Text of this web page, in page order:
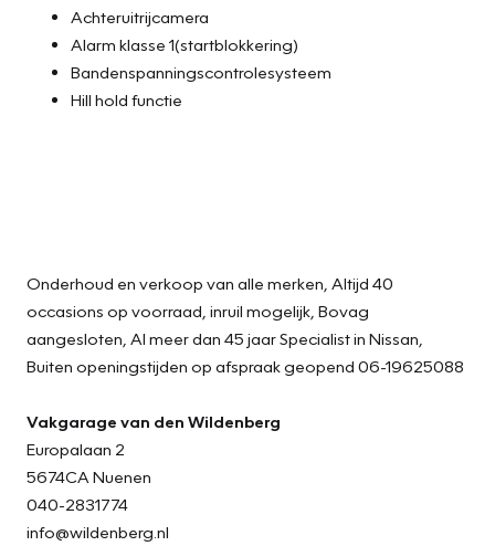
Achteruitrijcamera
Alarm klasse 1(startblokkering)
Bandenspanningscontrolesysteem
Hill hold functie
Onderhoud en verkoop van alle merken, Altijd 40
occasions op voorraad, inruil mogelijk, Bovag
aangesloten, Al meer dan 45 jaar Specialist in Nissan,
Buiten openingstijden op afspraak geopend 06-19625088
Vakgarage van den Wildenberg
Europalaan 2
5674CA Nuenen
040-2831774
info@wildenberg.nl